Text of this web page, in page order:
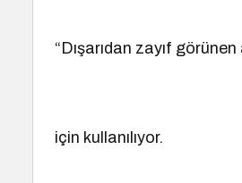
“Dışarıdan zayıf
için kullanılıyor.